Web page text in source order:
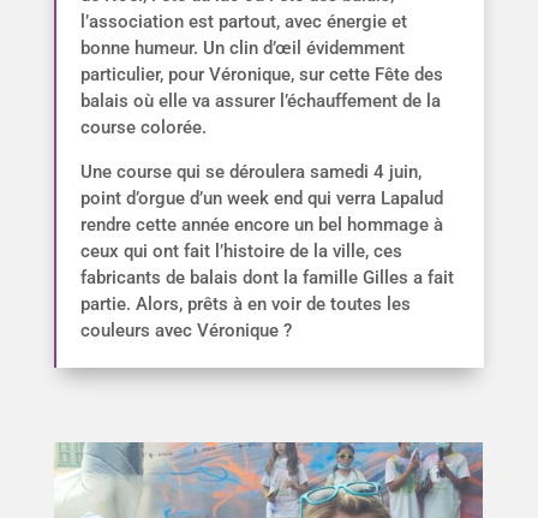
l’association est partout, avec énergie et
bonne humeur. Un clin d’œil évidemment
particulier, pour Véronique, sur cette Fête des
balais où elle va assurer l’échauffement de la
course colorée.
Une course qui se déroulera samedi 4 juin,
point d’orgue d’un week end qui verra Lapalud
rendre cette année encore un bel hommage à
ceux qui ont fait l’histoire de la ville, ces
fabricants de balais dont la famille Gilles a fait
partie. Alors, prêts à en voir de toutes les
couleurs avec Véronique ?